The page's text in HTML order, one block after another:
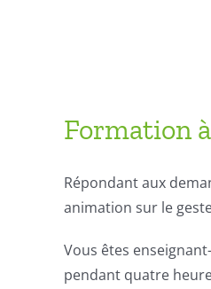
Formation
Répondant aux
animation sur le
Vous êtes
pendant quatre